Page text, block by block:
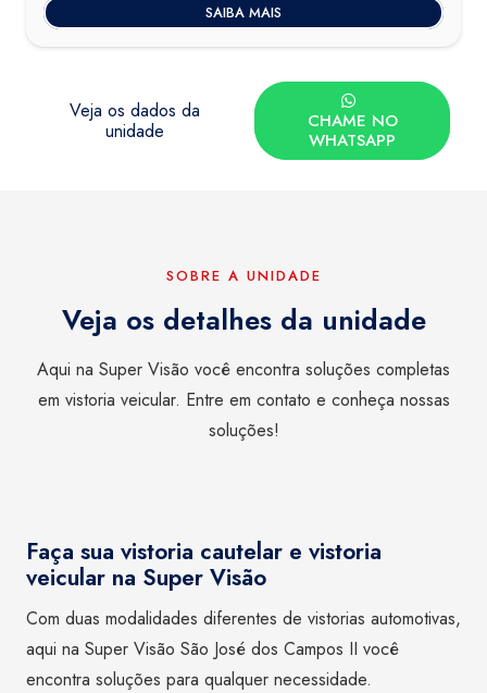
SAIBA MAIS
Veja os dados da
unidade
CHAME NO
WHATSAPP
SOBRE A UNIDADE
Veja os detalhes da unidade
Aqui na Super Visão você encontra soluções completas
em vistoria veicular. Entre em contato e conheça nossas
soluções!
Faça sua vistoria cautelar e vistoria
veicular na Super Visão
Com duas modalidades diferentes de vistorias automotivas,
aqui na Super Visão São José dos Campos II você
encontra soluções para qualquer necessidade.